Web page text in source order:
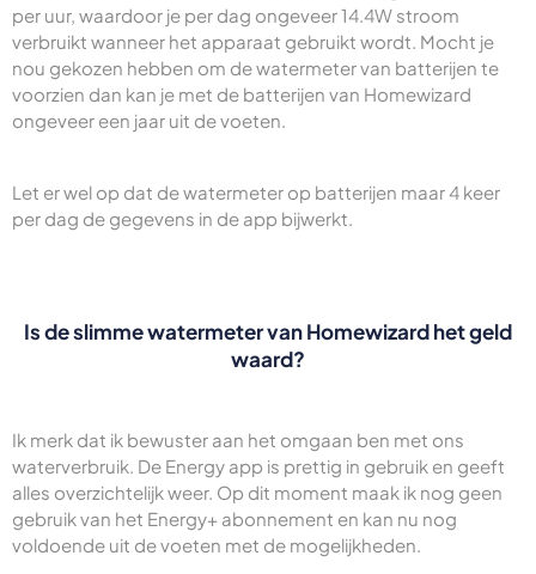
per uur, waardoor je per dag ongeveer 14.4W stroom
verbruikt wanneer het apparaat gebruikt wordt. Mocht je
nou gekozen hebben om de watermeter van batterijen te
voorzien dan kan je met de batterijen van Homewizard
ongeveer een jaar uit de voeten.
Let er wel op dat de watermeter op batterijen maar 4 keer
per dag de gegevens in de app bijwerkt.
Is de slimme watermeter van Homewizard het geld
waard?
Ik merk dat ik bewuster aan het omgaan ben met ons
waterverbruik. De Energy app is prettig in gebruik en geeft
alles overzichtelijk weer. Op dit moment maak ik nog geen
gebruik van het Energy+ abonnement en kan nu nog
voldoende uit de voeten met de mogelijkheden.